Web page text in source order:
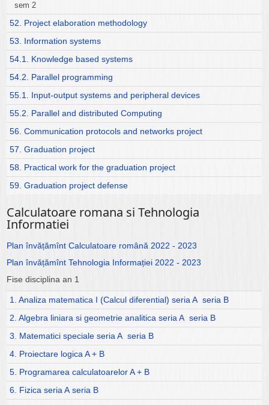
sem 2
52. Project elaboration methodology
53. Information systems
54.1. Knowledge based systems
54.2. Parallel programming
55.1. Input-output systems and peripheral devices
55.2. Parallel and distributed Computing
56. Communication protocols and networks project
57. Graduation project
58. Practical work for the graduation project
59. Graduation project defense
Calculatoare romana si Tehnologia
Informatiei
Plan învățămînt Calculatoare română 2022 - 2023
Plan învățămînt Tehnologia Informației 2022 - 2023
Fise disciplina an 1
1. Analiza matematica I (Calcul diferential) seria A seria B
2. Algebra liniara si geometrie analitica seria A seria B
3. Matematici speciale seria A seria B
4. Proiectare logica A + B
5. Programarea calculatoarelor A + B
6. Fizica seria A seria B